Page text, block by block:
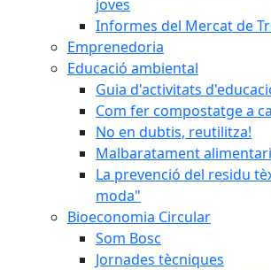
joves
Informes del Mercat de
Emprenedoria
Educació ambiental
Guia d'activitats
Com fer compostatge a
No en dubtis, reutilitza!
Malbaratament alimentari
La prevenció del residu
moda"
Bioeconomia Circular
Som Bosc
Jornades tècniques